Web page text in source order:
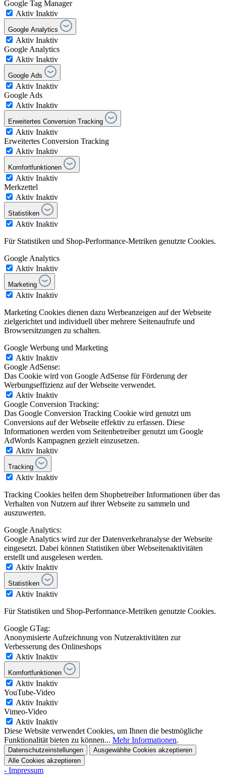
Google Tag Manager
Aktiv Inaktiv
Google Analytics
Aktiv Inaktiv
Google Analytics
Aktiv Inaktiv
Google Ads
Aktiv Inaktiv
Google Ads
Aktiv Inaktiv
Erweitertes Conversion Tracking
Aktiv Inaktiv
Erweitertes Conversion Tracking
Aktiv Inaktiv
Komfortfunktionen
Aktiv Inaktiv
Merkzettel
Aktiv Inaktiv
Statistiken
Aktiv Inaktiv
Für Statistiken und Shop-Performance-Metriken genutzte Cookies.
Google Analytics
Aktiv Inaktiv
Marketing
Aktiv Inaktiv
Marketing Cookies dienen dazu Werbeanzeigen auf der Webseite
zielgerichtet und individuell über mehrere Seitenaufrufe und
Browsersitzungen zu schalten.
Google Werbung und Marketing
Aktiv Inaktiv
Google AdSense:
Das Cookie wird von Google AdSense für Förderung der
Werbungseffizienz auf der Webseite verwendet.
Aktiv Inaktiv
Google Conversion Tracking:
Das Google Conversion Tracking Cookie wird genutzt um
Conversions auf der Webseite effektiv zu erfassen. Diese
Informationen werden vom Seitenbetreiber genutzt um Google
AdWords Kampagnen gezielt einzusetzen.
Aktiv Inaktiv
Tracking
Aktiv Inaktiv
Tracking Cookies helfen dem Shopbetreiber Informationen über das
Verhalten von Nutzern auf ihrer Webseite zu sammeln und
auszuwerten.
Google Analytics:
Google Analytics wird zur der Datenverkehranalyse der Webseite
eingesetzt. Dabei können Statistiken über Webseitenaktivitäten
erstellt und ausgelesen werden.
Aktiv Inaktiv
Statistiken
Aktiv Inaktiv
Für Statistiken und Shop-Performance-Metriken genutzte Cookies.
Google GTag:
Anonymisierte Aufzeichnung von Nutzeraktivitäten zur
Verbesserung des Onlineshops
Aktiv Inaktiv
Komfortfunktionen
Aktiv Inaktiv
YouTube-Video
Aktiv Inaktiv
Vimeo-Video
Aktiv Inaktiv
Diese Website verwendet Cookies, um Ihnen die bestmögliche
Funktionalität bieten zu können... Mehr Informationen.
Datenschutzeinstellungen
Ausgewählte Cookies akzeptieren
Alle Cookies akzeptieren
- Impressum